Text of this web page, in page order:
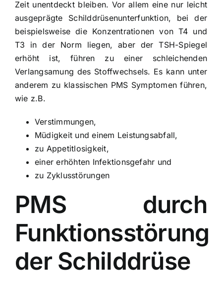
Zeit unentdeckt bleiben. Vor allem eine nur leicht
ausgeprägte Schilddrüsenunterfunktion, bei der
beispielsweise die Konzentrationen von T4 und
T3 in der Norm liegen, aber der TSH-Spiegel
erhöht ist, führen zu einer schleichenden
Verlangsamung des Stoffwechsels. Es kann unter
anderem zu klassischen PMS Symptomen führen,
wie z.B.
Verstimmungen,
Müdigkeit und einem Leistungsabfall,
zu Appetitlosigkeit,
einer erhöhten Infektionsgefahr und
zu Zyklusstörungen
PMS durch
Funktionsstörung
der Schilddrüse